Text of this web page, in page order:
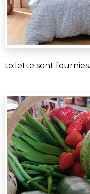
toilette sont fournies.